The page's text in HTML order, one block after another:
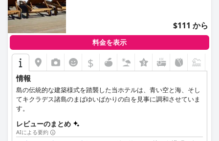
$111 から
料金を表示
$
情報
島の伝統的な建築様式を踏襲した当ホテルは、青い空と海、そし
てキクラデス諸島のまばゆいばかりの白を見事に調和させていま
す。
レビューのまとめ
AIによる要約